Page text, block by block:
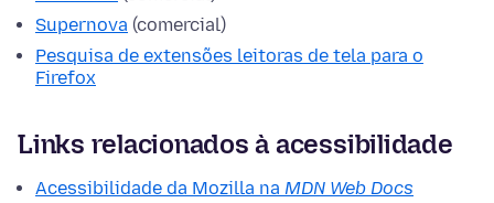
Supernova (comercial)
Pesquisa de extensões leitoras de tela para o
Firefox
Links relacionados à acessibilidade
Acessibilidade da Mozilla na MDN Web Docs